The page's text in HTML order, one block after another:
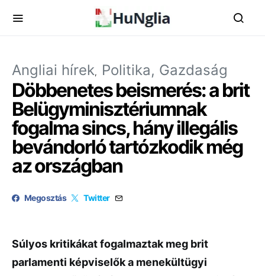
Angliai hírek Politika, Gazdaság
Döbbenetes beismerés: a brit
Belügyminisztériumnak
fogalma sincs, hány illegális
bevándorló tartózkodik még
az országban
Megosztás Twitter
Súlyos kritikákat fogalmaztak meg brit
parlamenti képviselők a menekültügyi